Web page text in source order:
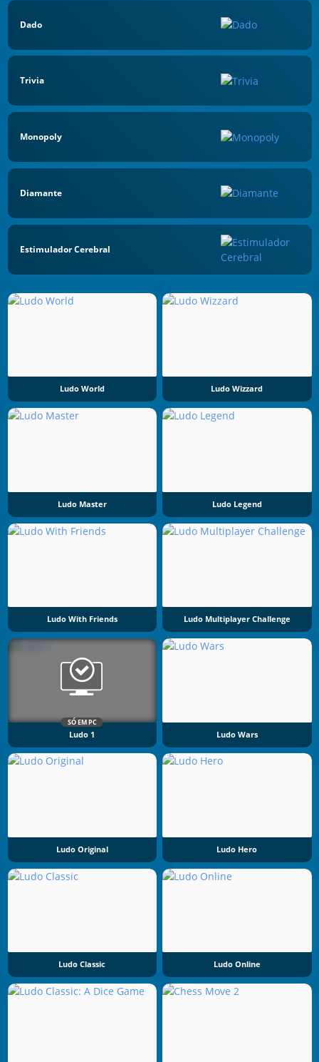
Dado
Trivia
Monopoly
Diamante
Estimulador Cerebral
Ludo World Ludo Wizzard
Ludo Master Ludo Legend
Ludo With Friends Ludo Multiplayer Challenge
SÓ EM PC
Ludo 1 Ludo Wars
Ludo Original Ludo Hero
Ludo Classic Ludo Online